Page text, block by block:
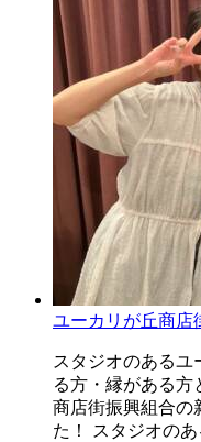
ユーカリが丘商店
スタジオのあるユ
る方・縁がある方
商店街振興組合の
た！ スタジオの